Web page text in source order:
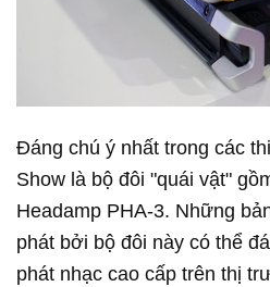
Đáng chú ý nhất trong các
Show là bộ đôi "quái vật"
Headamp PHA-3. Những
phát bởi bộ đôi này có thể
phát nhạc cao cấp trên thị